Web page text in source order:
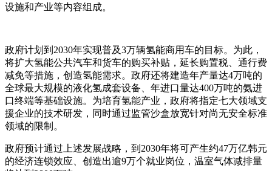
设施和产业等内容组成。
政府计划到2030年实现普及3万辆氢能商用车的目标。为此，
将扩大氢能公共汽车和货车的购买补贴，延长购置税、通行费
减免等措施，创造氢能需求。政府还将建造年产量达4万吨的
全球最大规模的液化氢成套设备、年进口量达400万吨的氨进
口终端等基础设施。为培育氢能产业，政府将指定七大领域支
援企业的技术研发，同时通过监管沙盒放宽针对尚无安全标准
领域的限制。
政府预计通过上述发展战略，到2030年将可产生约47万亿韩元
的经济连锁效应、创造出逾9万个就业岗位，温室气体减排量